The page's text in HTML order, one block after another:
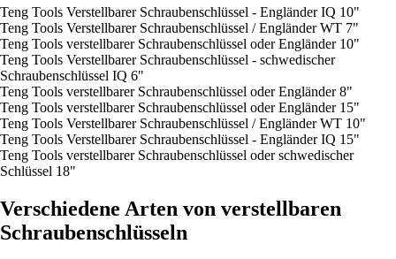
Teng Tools Verstellbarer Schraubenschlüssel - Engländer IQ 10"
Teng Tools Verstellbarer Schraubenschlüssel / Engländer WT 7"
Teng Tools verstellbarer Schraubenschlüssel oder Engländer 10"
Teng Tools Verstellbarer Schraubenschlüssel - schwedischer
Schraubenschlüssel IQ 6"
Teng Tools verstellbarer Schraubenschlüssel oder Engländer 8"
Teng Tools verstellbarer Schraubenschlüssel oder Engländer 15"
Teng Tools Verstellbarer Schraubenschlüssel / Engländer WT 10"
Teng Tools Verstellbarer Schraubenschlüssel - Engländer IQ 15"
Teng Tools verstellbarer Schraubenschlüssel oder schwedischer
Schlüssel 18"
Verschiedene Arten von verstellbaren
Schraubenschlüsseln